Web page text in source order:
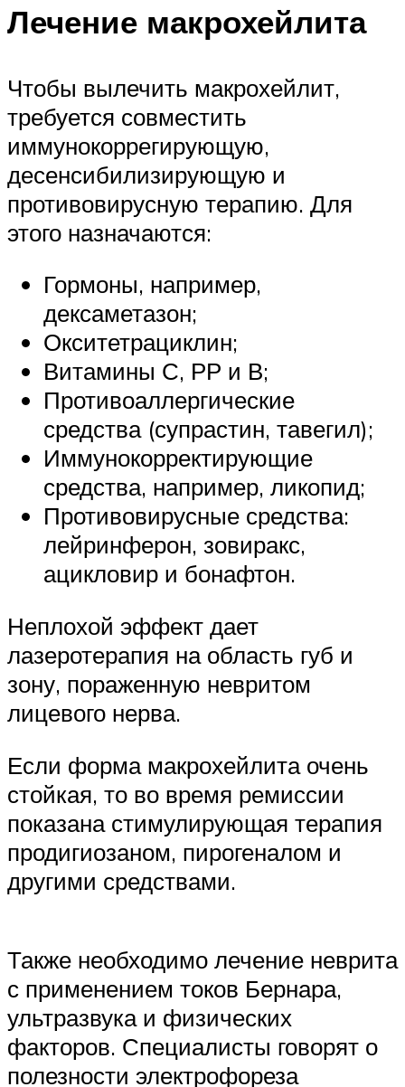
Лечение макрохейлита
Чтобы вылечить макрохейлит,
требуется совместить
иммунокоррегирующую,
десенсибилизирующую и
противовирусную терапию. Для
этого назначаются:
Гормоны, например,
дексаметазон;
Окситетрациклин;
Витамины С, РР и В;
Противоаллергические
средства (супрастин, тавегил);
Иммунокорректирующие
средства, например, ликопид;
Противовирусные средства:
лейринферон, зовиракс,
ацикловир и бонафтон.
Неплохой эффект дает
лазеротерапия на область губ и
зону, пораженную невритом
лицевого нерва.
Если форма макрохейлита очень
стойкая, то во время ремиссии
показана стимулирующая терапия
продигиозаном, пирогеналом и
другими средствами.
Также необходимо лечение неврита
с применением токов Бернара,
ультразвука и физических
факторов. Специалисты говорят о
полезности электрофореза